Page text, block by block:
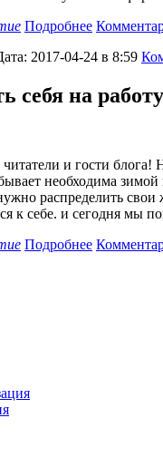
Подробнее
2017-04-24 в 8:59
себя на работу
и гости
необходима
распределить
к себе. и сегодня мы
Подробнее